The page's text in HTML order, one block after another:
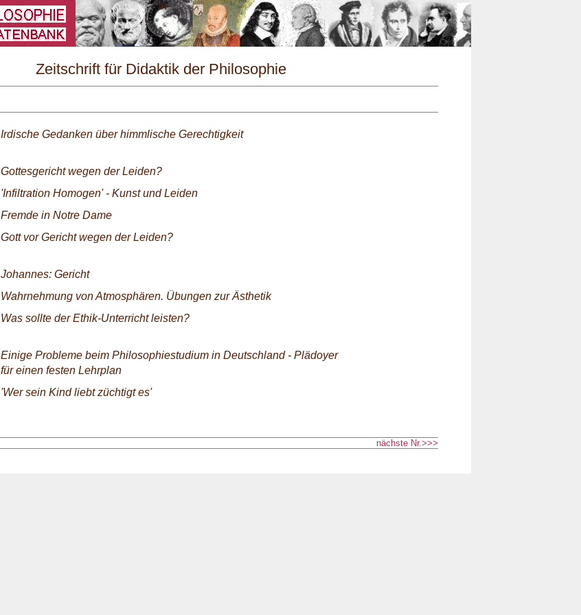
\n
Zeitschrift für Didaktik der Philosophie
und Ethik Nr. 3/1994
Irdische Gedanken über himmlische Gerechtigkeit
Gottesgericht wegen der Leiden?
'Infiltration Homogen' - Kunst und Leiden
Fremde in Notre Dame
Gott vor Gericht wegen der Leiden?
Johannes: Gericht
Wahrnehmung von Atmosphären. Übungen zur Ästhetik
Was sollte der Ethik-Unterricht leisten?
Einige Probleme beim Philosophiestudium in Deutschland - Plädoyer
für einen festen Lehrplan
'Wer sein Kind liebt züchtigt es'
nächste Nr.>>>